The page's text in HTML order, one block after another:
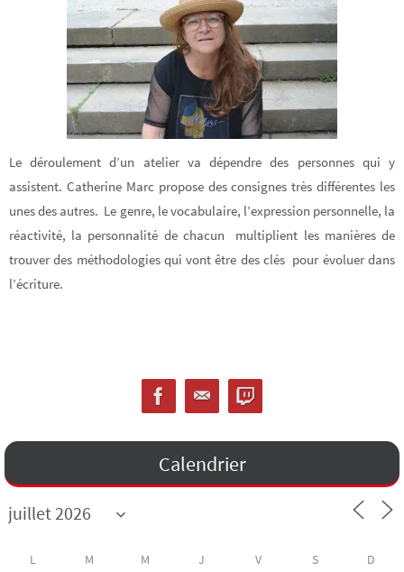
Le déroulement d’un atelier va dépendre des personnes qui y
assistent. Catherine Marc propose des consignes très différentes les
unes des autres. Le genre, le vocabulaire, l’expression personnelle, la
réactivité, la personnalité de chacun multiplient les manières de
trouver des méthodologies qui vont être des clés pour évoluer dans
l’écriture.
Calendrier
L M M J V S D